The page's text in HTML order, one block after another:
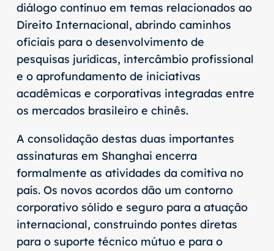
diálogo contínuo em temas relacionados ao
Direito Internacional, abrindo caminhos
oficiais para o desenvolvimento de
pesquisas jurídicas, intercâmbio profissional
e o aprofundamento de iniciativas
acadêmicas e corporativas integradas entre
os mercados brasileiro e chinês.
A consolidação destas duas importantes
assinaturas em Shanghai encerra
formalmente as atividades da comitiva no
país. Os novos acordos dão um contorno
corporativo sólido e seguro para a atuação
internacional, construindo pontes diretas
para o suporte técnico mútuo e para o